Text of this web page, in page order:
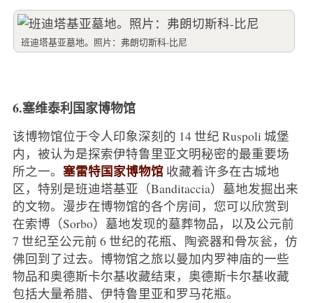
班迪塔基亚墓地。照片：弗朗切斯科-比尼
6.塞维泰利国家博物馆
该博物馆位于令人印象深刻的 14 世纪 Ruspoli 城堡
内，被认为是探索伊特鲁里亚文明秘密的最重要场
所之一。 塞雷特国家博物馆 收藏着许多在古城地
区，特别是班迪塔基亚（Banditaccia）墓地发掘出来
的文物。漫步在博物馆的各个房间，您可以欣赏到
在索博（Sorbo）墓地发现的墓葬物品，以及公元前
7 世纪至公元前 6 世纪的花瓶、陶瓷器和骨灰瓮，仿
佛回到了过去。博物馆之旅以曼加内罗神庙的一些
物品和奥德斯卡尔基收藏结束，奥德斯卡尔基收藏
包括大量希腊、伊特鲁里亚和罗马花瓶。